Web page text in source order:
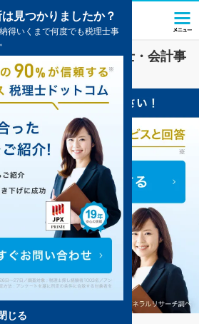
山市(滋賀県)の税理士・会計事
見つかりましたか？
得いくまで何度でも税理士事
じる